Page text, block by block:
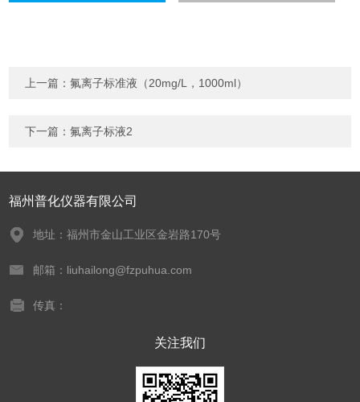
上一篇：氟离子标准液（20mg/L，1000ml）
下一篇：氟离子标液2
福州普化仪器有限公司
地址：福州市金山工业区金岩路170号
邮箱：liuhailong@fzpuhua.com
传真：
关注我们